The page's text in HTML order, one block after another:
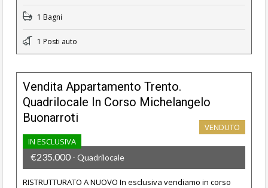
1 Bagni
1 Posti auto
Vendita Appartamento Trento.
Quadrilocale In Corso Michelangelo
Buonarroti
IN ESCLUSIVA
VENDUTO
€235.000 - Quadrilocale
RISTRUTTURATO A NUOVO In esclusiva vendiamo in corso